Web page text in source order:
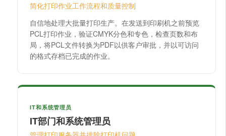
简化打印作业工作流程和质量控制
自信地处理大批量打印生产。在发送到印刷机之前预览
PCL打印作业，验证CMYK分色和专色，检查页数和布
局，将PCL文件转换为PDF以供客户审批，并以可访问
的格式存档已完成的作业。
IT和系统管理员
IT部门和系统管理员